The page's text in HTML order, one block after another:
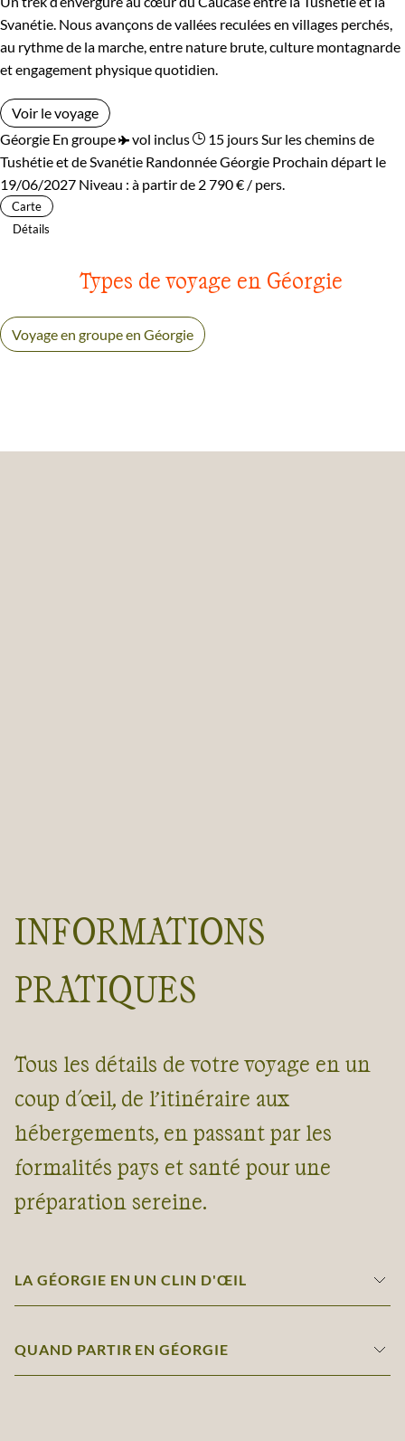
Svanétie. Nous avançons de vallées reculées en villages perchés,
au rythme de la marche, entre nature brute, culture montagnarde
et engagement physique quotidien.
Voir le voyage
Géorgie En groupe vol inclus 15 jours Sur les chemins de
Tushétie et de Svanétie Randonnée Géorgie Prochain départ le
19/06/2027 Niveau : à partir de 2 790 € / pers.
Carte
Détails
Types de voyage en Géorgie
Voyage en groupe en Géorgie
INFORMATIONS
PRATIQUES
Tous les détails de votre voyage en un
coup d'œil, de l’itinéraire aux
hébergements, en passant par les
formalités pays et santé pour une
préparation sereine.
LA GÉORGIE EN UN CLIN D'ŒIL
QUAND PARTIR EN GÉORGIE